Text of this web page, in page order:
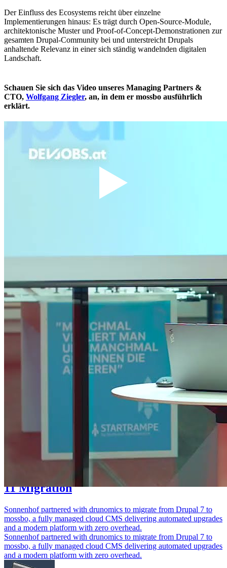
Der Einfluss des Ecosystems reicht über einzelne
Implementierungen hinaus: Es trägt durch Open-Source-Module,
architektonische Muster und Proof-of-Concept-Demonstrationen zur
gesamten Drupal-Community bei und unterstreicht Drupals
anhaltende Relevanz in einer sich ständig wandelnden digitalen
Landschaft.
Schauen Sie sich das Video unseres Managing Partners &
CTO, Wolfgang Ziegler, an, in dem er mossbo ausführlich
erklärt.
Volkswagen AG InfoPortal Fallstudie
Volkswagen AG InfoPortal: Cloud-basierte Multi-Marken-Plattform
ersetzt drei Legacy-Systeme. Skalierbare Architektur mit
entkoppeltem Frontend, DevOps/CI/CD und DSGVO.
Volkswagen AG InfoPortal: Cloud-basierte Multi-Marken-Plattform
ersetzt drei Legacy-Systeme. Skalierbare Architektur mit
entkoppeltem Frontend, DevOps/CI/CD und DSGVO.
Tierschutzhaus Sonnenhof: Drupal 7 zu
11 Migration
Sonnenhof partnered with drunomics to migrate from Drupal 7 to
mossbo, a fully managed cloud CMS delivering automated upgrades
and a modern platform with zero overhead.
Sonnenhof partnered with drunomics to migrate from Drupal 7 to
mossbo, a fully managed cloud CMS delivering automated upgrades
and a modern platform with zero overhead.